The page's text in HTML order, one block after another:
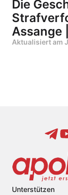
Die
Assange
Aktualisiert am
Unterstützen